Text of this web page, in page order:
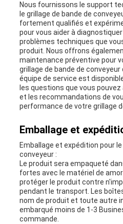
Nous fournissons le support
le grillage de bande de
fortement qualifiés et
pour vous aider à
problèmes techniques que
produit. Nous offrons
maintenance préventive pour
grillage de bande de
équipe de service est
les questions que vous
et les recommandations de
performance de votre grillage
Emballage et
Emballage et expédition pour
conveyeur :
Le produit sera empaqueté
fortes avec le matériel de
protéger le produit contre
pendant le transport. Les
nom de produit et toute autre
embarqué moins de 1-3
commande.